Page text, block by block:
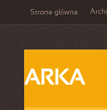
Strona główna
ARKA